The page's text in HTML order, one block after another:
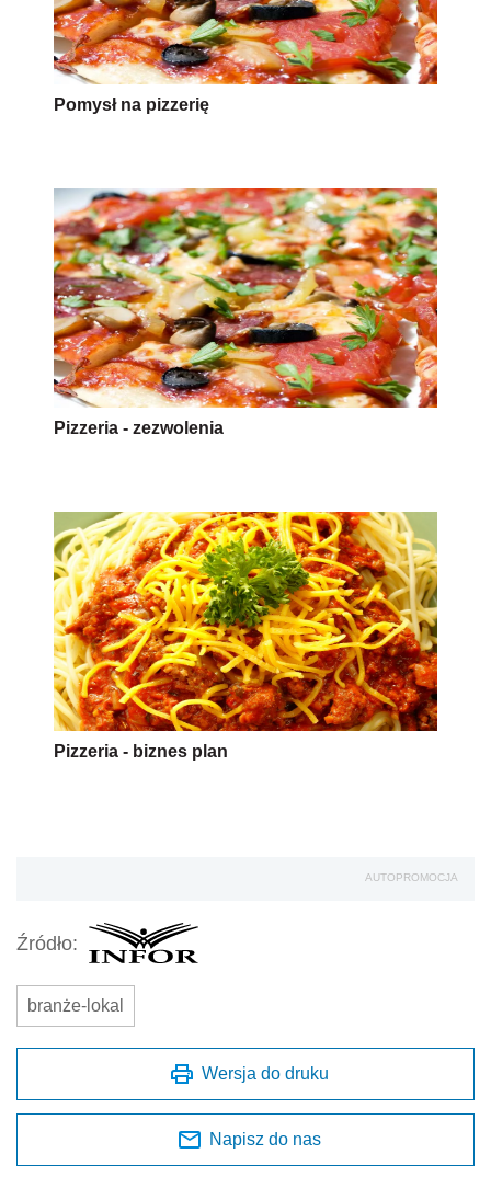
Pomysł na pizzerię
Pizzeria - zezwolenia
Pizzeria - biznes plan
AUTOPROMOCJA
Źródło:
branże-lokal
Wersja do druku
Napisz do nas